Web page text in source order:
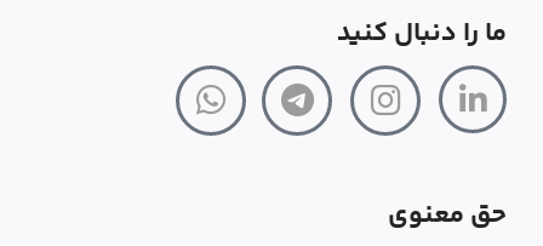
ما را دنبال کنید
حق معنوی